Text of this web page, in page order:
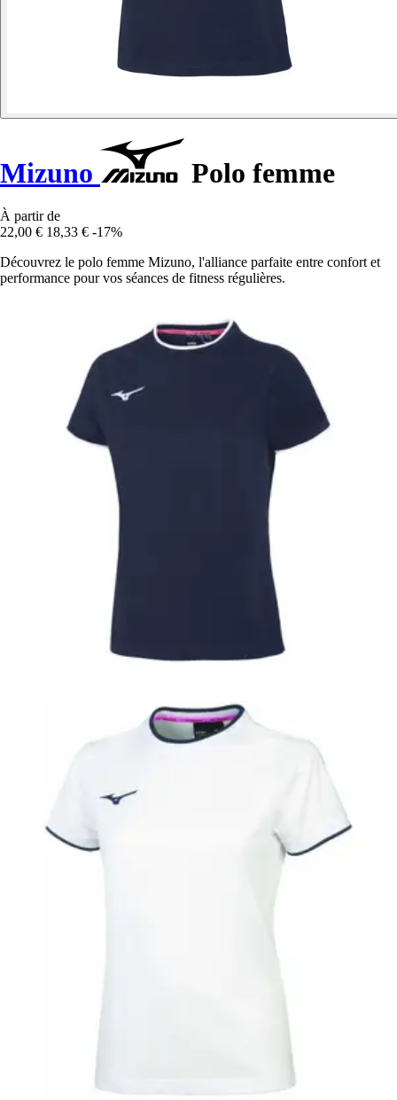
Mizuno Polo femme
À partir de
22,00 € 18,33 € -17%
Découvrez le polo femme Mizuno, l'alliance parfaite entre confort et
performance pour vos séances de fitness régulières.